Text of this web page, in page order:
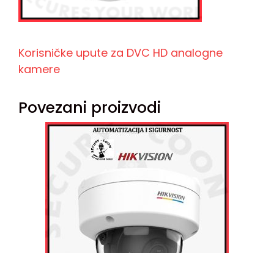
Korisničke upute za DVC HD analogne
kamere
Povezani proizvodi